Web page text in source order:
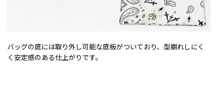
バッグの底には取り外し可能な底板がついており、型崩れしにく
く安定感のある仕上がりです。